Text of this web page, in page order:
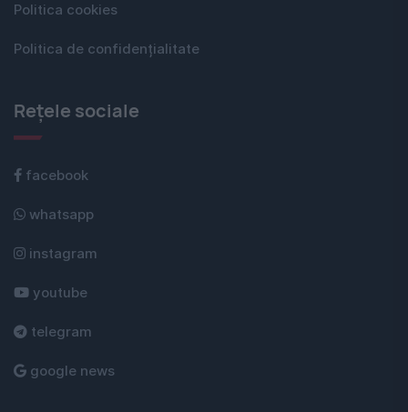
Politica cookies
Politica de confidențialitate
Rețele sociale
facebook
whatsapp
instagram
youtube
telegram
google news